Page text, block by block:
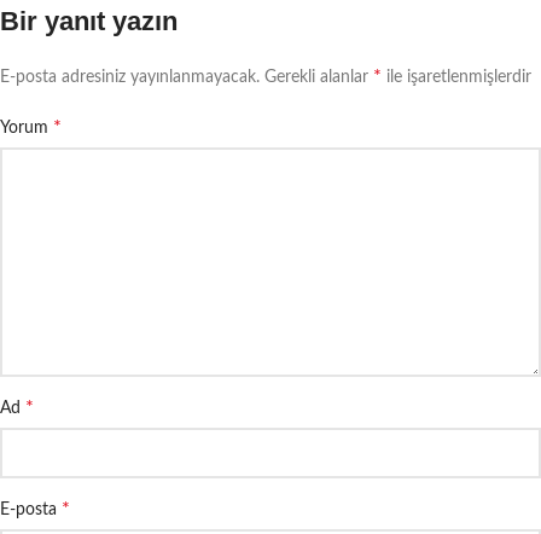
Bir yanıt yazın
E-posta adresiniz yayınlanmayacak. Gerekli alanlar * ile işaretlenmişlerdir
Yorum *
Ad *
E-posta *